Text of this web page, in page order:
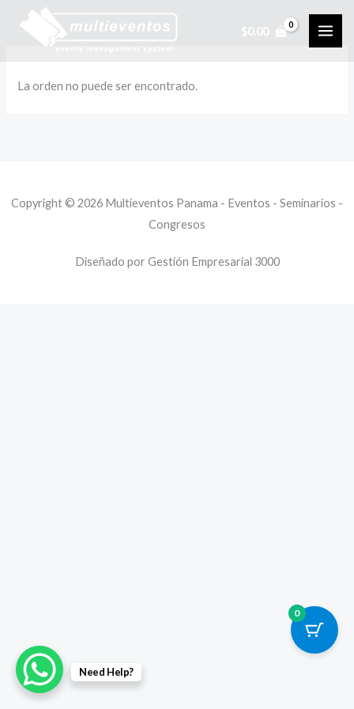
$0.00
La orden no puede ser encontrado.
Copyright © 2026 Multieventos Panama - Eventos - Seminarios -
Congresos
Diseñado por Gestión Empresarial 3000
Need Help?
0